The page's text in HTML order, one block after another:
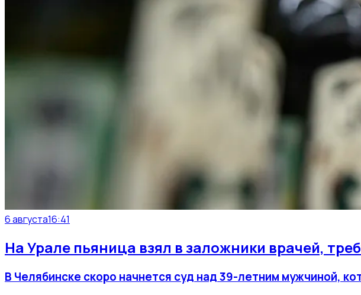
6 августа16:41
На Урале пьяница взял в заложники врачей,
В Челябинске скоро начнется суд над 39-летним мужчиной,